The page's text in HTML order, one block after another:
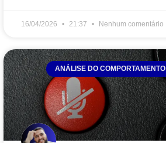
16/04/2026 21:37 Nenhum comentário
ANÁLISE DO COMPORTAMENTO